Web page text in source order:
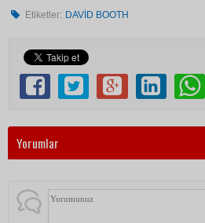
Etiketler: DAVİD BOOTH
Yorumlar